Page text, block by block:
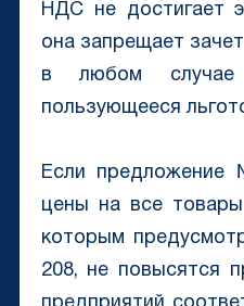
НДС не достигает
она запрещает
в любом случае
пользующееся
Если
цены на все товары
которым
208, не повысятся